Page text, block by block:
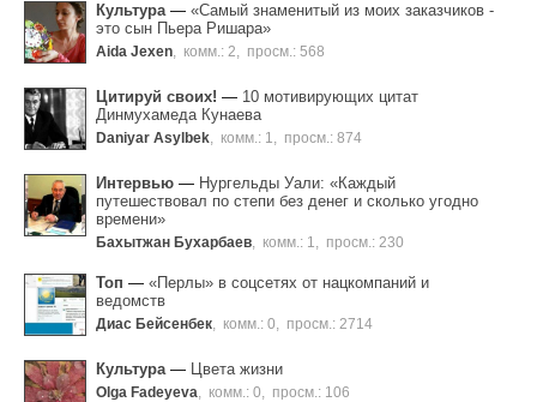
Культура— «Самый знаменитый из моих заказчиков -
это сын Пьера Ришара»
Aida Jexen комм.: 2 просм.: 568
Цитируй своих! — 10 мотивирующих цитат
Динмухамеда Кунаева
Daniyar Asylbek комм.: 1 просм.: 874
Интервью — Нургельды Уали: «Каждый
путешествовал по степи без денег и сколько угодно
времени»
Бахытжан Бухарбаев комм.: 1 просм.: 230
Топ — «Перлы» в соцсетях от нацкомпаний и
ведомств
Диас Бейсенбек комм.: 0 просм.: 2714
Культура— Цвета жизни
Olga Fadeyeva комм.: 0 просм.: 106